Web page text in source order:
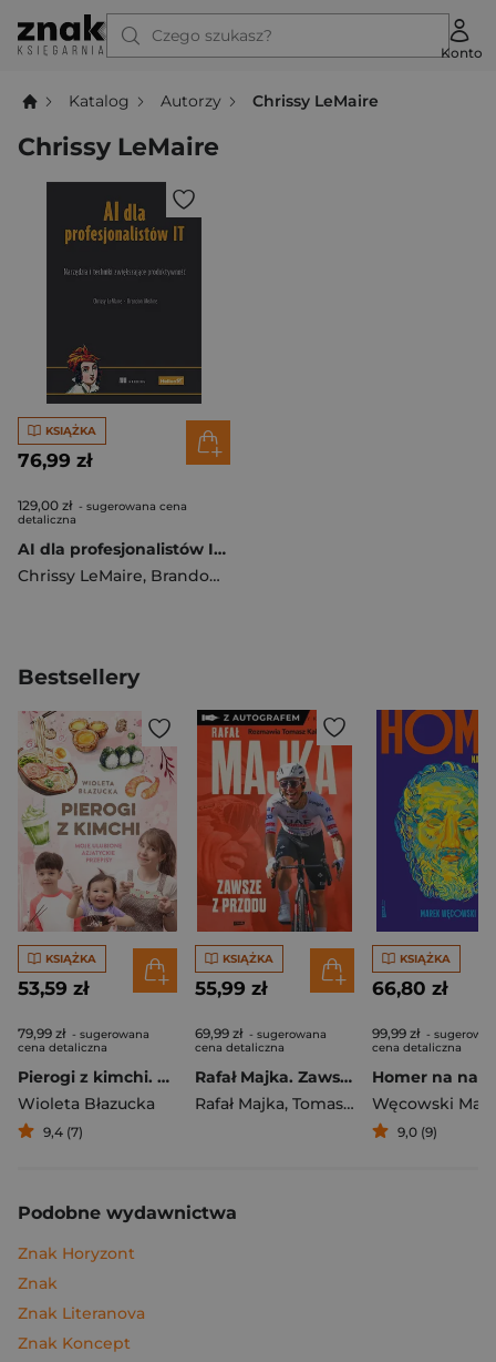
Czego szukasz?
Konto
Katalog Autorzy Chrissy LeMaire
Chrissy LeMaire
KSIĄŻKA
76,99 zł
129,00 zł - sugerowana cena
detaliczna
AI dla profesjonalistów IT. Narzędzia i techniki zwiększające produktywność
Chrissy LeMaire, Brandon Abshire
Bestsellery
KSIĄŻKA
53,59 zł
79,99 zł - sugerowana
cena detaliczna
Pierogi z kimchi. Moje ulubione azjatyckie przepisy
Wioleta Błazucka
9,4 (7)
KSIĄŻKA
55,99 zł
69,99 zł - sugerowana
cena detaliczna
Rafał Majka. Zawsze z przodu. Rozmawia Tomasz Kalemba - książka z autografem
Rafał Majka, Tomasz Kalemba
KSIĄŻKA
66,80 zł
99,99 zł -
cena detaliczna
Węcowski
9,0 (9)
Podobne wydawnictwa
Znak Horyzont
Znak
Znak Literanova
Znak Koncept